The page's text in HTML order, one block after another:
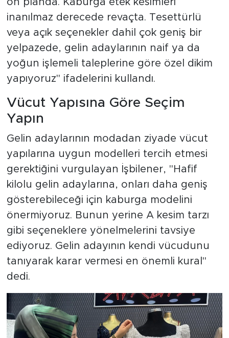
inanılmaz derecede revaçta. Tesettürlü
veya açık seçenekler dahil çok geniş bir
yelpazede, gelin adaylarının naif ya da
yoğun işlemeli taleplerine göre özel dikim
yapıyoruz" ifadelerini kullandı.
Vücut Yapısına Göre Seçim
Yapın
Gelin adaylarının modadan ziyade vücut
yapılarına uygun modelleri tercih etmesi
gerektiğini vurgulayan İşbilener, "Hafif
kilolu gelin adaylarına, onları daha geniş
gösterebileceği için kaburga modelini
önermiyoruz. Bunun yerine A kesim tarzı
gibi seçeneklere yönelmelerini tavsiye
ediyoruz. Gelin adayının kendi vücudunu
tanıyarak karar vermesi en önemli kural"
dedi.